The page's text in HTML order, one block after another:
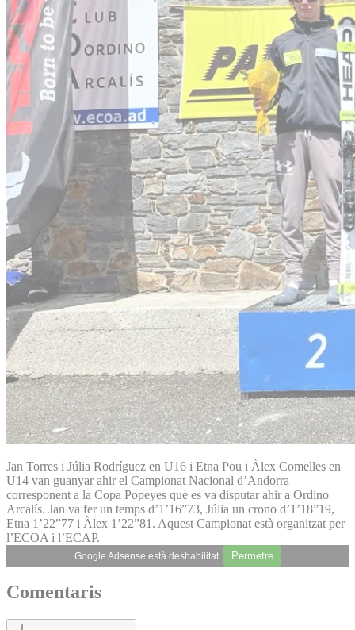
Jan Torres i Júlia Rodríguez en U16 i Etna Pou i Àlex Comelles en
U14 van guanyar ahir el Campionat Nacional d’Andorra
corresponent a la Copa Popeyes que es va disputar ahir a Ordino
Arcalís. Jan va fer un temps d’1’16”73, Júlia un crono d’1’18”19,
Etna 1’22”77 i Àlex 1’22”81. Aquest Campionat està organitzat per
l’ECOA i l’ECAP.
Google Adsense està deshabilitat. Permetre
Comentaris